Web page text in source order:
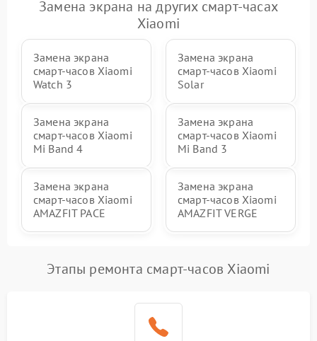
Замена экрана на других смарт-часах
Xiaomi
Замена экрана
смарт-часов Xiaomi
Watch 3
Замена экрана
смарт-часов Xiaomi
Solar
Замена экрана
смарт-часов Xiaomi
Mi Band 4
Замена экрана
смарт-часов Xiaomi
Mi Band 3
Замена экрана
смарт-часов Xiaomi
AMAZFIT PACE
Замена экрана
смарт-часов Xiaomi
AMAZFIT VERGE
Этапы ремонта смарт-часов Xiaomi